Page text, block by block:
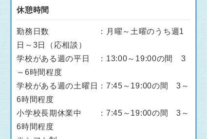
休憩時間
勤務日数 ：月曜～土曜のうち週1
日～3日（応相談）
学校がある週の平日 ：13:00～19:00の間 3
～6時間程度
学校がある週の土曜日：7:45～19:00の間 3～
6時間程度
小学校長期休業中 ：7:45～19:00の間 3～
6時間程度